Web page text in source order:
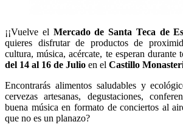
¡¡Vuelve el Mercado de Santa Teca de
quieres disfrutar de productos de
cultura, música, acércate, te esperan durante
del 14 al 16 de Julio en el Castillo
Encontrarás alimentos saludables y
cervezas artesanas, degustaciones,
buena música en formato de conciertos al
que no es un planazo?